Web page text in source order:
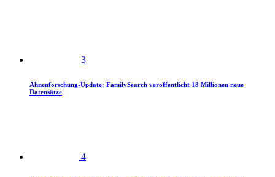
3
Ahnenforschung-Update: FamilySearch veröffentlicht 18 Millionen neue
Datensätze
4